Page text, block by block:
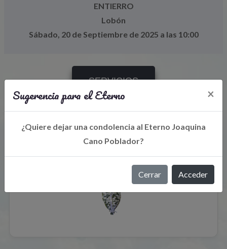
ENTIERRO
Lobón
Sábado, 20 de Septiembre de 2025 a las 10:00
SERVICIOS
Flores para el recuerdo
Sugerencia para el Eterno ×
¿Quiere dejar una condolencia al Eterno Joaquina
Cano Poblador?
Cerrar Acceder